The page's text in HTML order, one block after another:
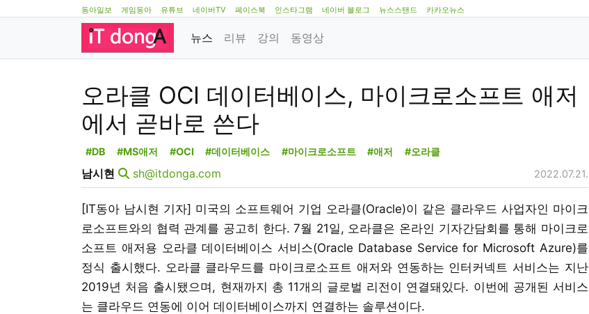
동아일보 게임동아 유튜브 네이버TV 페이스북 인스타그램 네이버 블로그 뉴스스탠드 카카오뉴스
뉴스 리뷰 강의 동영상
오라클 OCI 데이터베이스, 마이크로소프트 애저
에서 곧바로 쓴다
#DB #MS애저 #OCI #데이터베이스 #마이크로소프트 #애저 #오라클
남시현 sh@itdonga.com 2022.07.21.
[IT동아 남시현 기자] 미국의 소프트웨어 기업 오라클(Oracle)이 같은 클라우드 사업자인 마이크
로소프트와의 협력 관계를 공고히 한다. 7월 21일, 오라클은 온라인 기자간담회를 통해 마이크로
소프트 애저용 오라클 데이터베이스 서비스(Oracle Database Service for Microsoft Azure)를
정식 출시했다. 오라클 클라우드를 마이크로소프트 애저와 연동하는 인터커넥트 서비스는 지난
2019년 처음 출시됐으며, 현재까지 총 11개의 글로벌 리전이 연결돼있다. 이번에 공개된 서비스
는 클라우드 연동에 이어 데이터베이스까지 연결하는 솔루션이다.